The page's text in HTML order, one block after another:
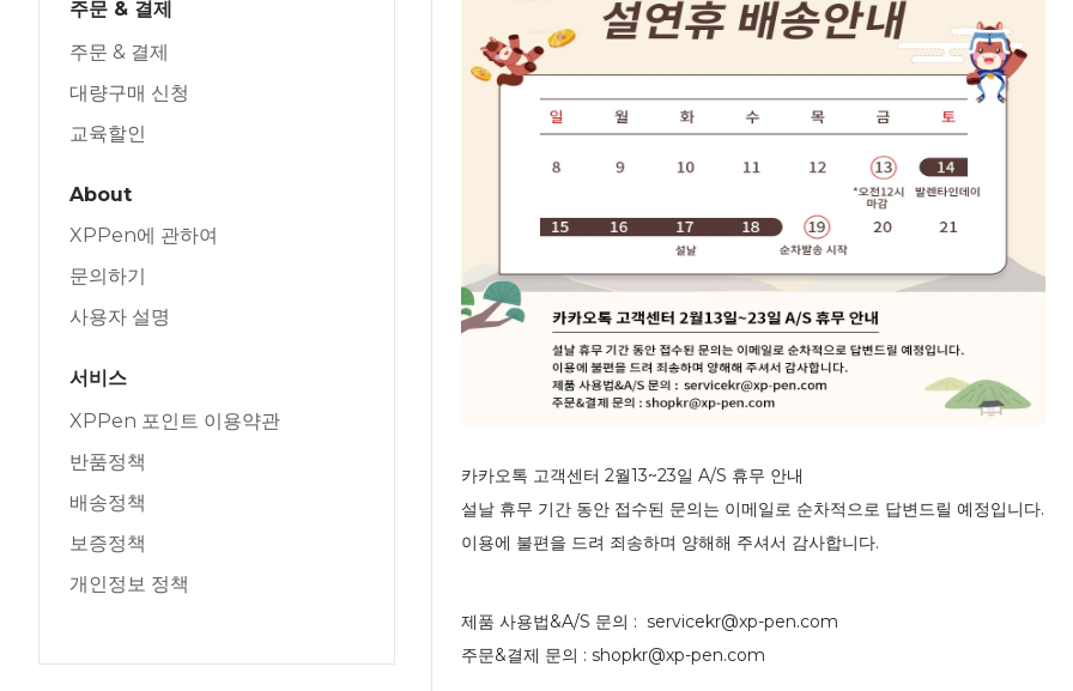
주문 & 결제
주문 & 결제
대량구매 신청
교육할인
About
XPPen에 관하여
문의하기
사용자 설명
서비스
XPPen 포인트 이용약관
반품정책
배송정책
보증정책
개인정보 정책
카카오톡 고객센터 2월13~23일 A/S 휴무 안내
설날 휴무 기간 동안 접수된 문의는 이메일로 순차적으로 답변드릴 예정입니다.
이용에 불편을 드려 죄송하며 양해해 주셔서 감사합니다.
제품 사용법&A/S 문의 : servicekr@xp-pen.com
주문&결제 문의 : shopkr@xp-pen.com